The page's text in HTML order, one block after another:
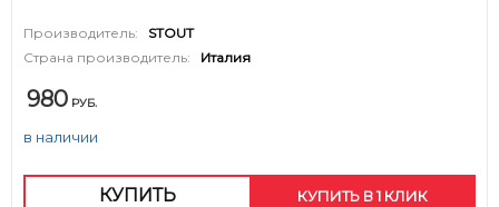
Производитель:
STOUT
Страна производитель:
Италия
980 РУБ.
в наличии
КУПИТЬ КУПИТЬ В 1 КЛИК